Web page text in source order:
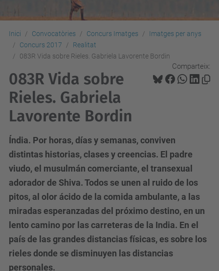
Inici Convocatòries Concurs Imatges
Imatges per anys
Concurs 2017
Realitat
083R Vida sobre Rieles. Gabriela Lavorente Bordin
Comparteix:
083R Vida sobre
Rieles. Gabriela
Lavorente Bordin
Índia. Por horas, días y semanas, conviven
distintas historias, clases y creencias. El padre
viudo, el musulmán comerciante, el transexual
adorador de Shiva. Todos se unen al ruido de los
pitos, al olor ácido de la comida ambulante, a las
miradas esperanzadas del próximo destino, en un
lento camino por las carreteras de la India. En el
país de las grandes distancias físicas, es sobre los
rieles donde se disminuyen las distancias
personales.